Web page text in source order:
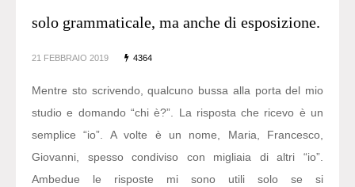
solo grammaticale, ma anche di esposizione.
21 FEBBRAIO 2019 4364
Mentre sto scrivendo, qualcuno bussa alla porta del mio
studio e domando “chi è?”. La risposta che ricevo è un
semplice “io”. A volte è un nome, Maria, Francesco,
Giovanni, spesso condiviso con migliaia di altri “io”.
Ambedue le risposte mi sono utili solo se si